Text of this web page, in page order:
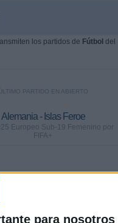
para nosotros
los partidos de Fútbol del
PARTIDO EN ABIERTO
Alemania - Islas Feroe
Europeo Sub-19 Femenino por
FIFA+
GRATUÍTO